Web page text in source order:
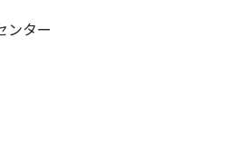
ンター